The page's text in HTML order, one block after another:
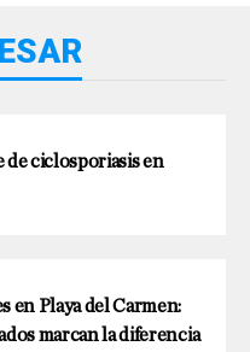
de ciclosporiasis en
en Playa del Carmen:
marcan la diferencia